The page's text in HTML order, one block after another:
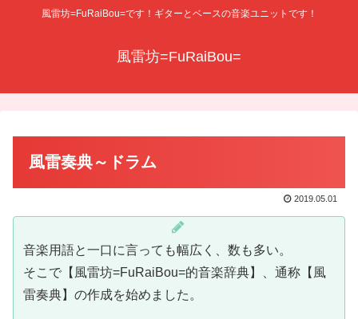
風雷坊=FuRaiBou=です！ギターとベースの音楽ユニットです！
風雷坊=FuRaiBou=
風雷奏典～ドラム
2019.05.01
音楽用語と一口に言っても幅広く、数も多い。
そこで【風雷坊=FuRaiBou=的音楽辞典】、通称【風
雷奏典】の作成を始めました。